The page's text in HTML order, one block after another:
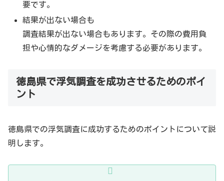
要です。
結果が出ない場合も
調査結果が出ない場合もあります。その際の費用負
担や心情的なダメージを考慮する必要があります。
徳島県で浮気調査を成功させるためのポイ
ント
徳島県での浮気調査に成功するためのポイントについて説
明します。